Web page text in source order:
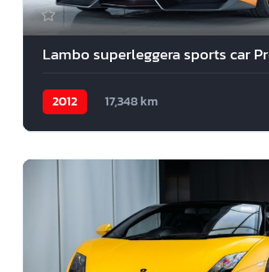
Lambo superleggera sports car
2012 17,348 km